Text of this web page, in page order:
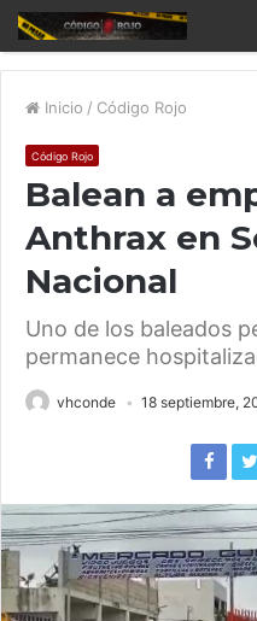
Inicio / Código Rojo
Código Rojo
Balean a
Anthrax en
Nacional
Uno de los baleados
permanece
vhconde 18 septiembre,